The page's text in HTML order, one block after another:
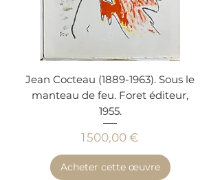
Jean Cocteau (1889-1963). Sous le
manteau de feu. Foret éditeur,
1955.
Prix
1 500,00 €
Acheter cette œuvre